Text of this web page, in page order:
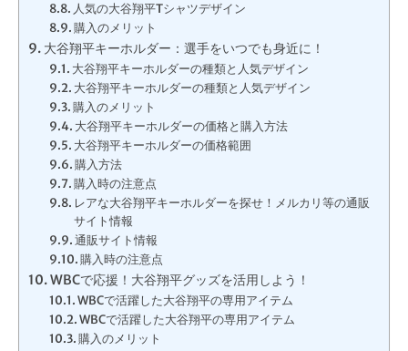
人気の大谷翔平Tシャツデザイン
購入のメリット
大谷翔平キーホルダー：選手をいつでも身近に！
大谷翔平キーホルダーの種類と人気デザイン
大谷翔平キーホルダーの種類と人気デザイン
購入のメリット
大谷翔平キーホルダーの価格と購入方法
大谷翔平キーホルダーの価格範囲
購入方法
購入時の注意点
レアな大谷翔平キーホルダーを探せ！メルカリ等の通販
サイト情報
通販サイト情報
購入時の注意点
WBCで応援！大谷翔平グッズを活用しよう！
WBCで活躍した大谷翔平の専用アイテム
WBCで活躍した大谷翔平の専用アイテム
購入のメリット